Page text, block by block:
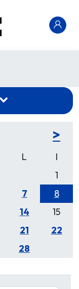
>
L
I
1
7
8
14
15
21
22
28